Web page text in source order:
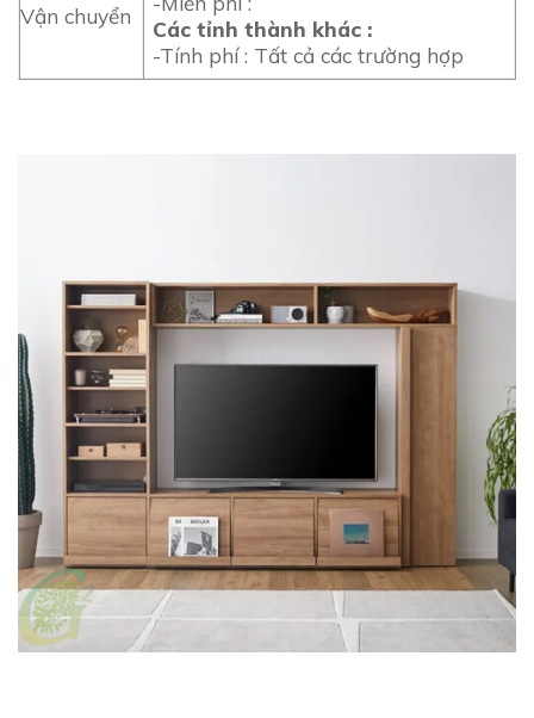
Vận chuyển
Các tỉnh thành khác :
-Tính phí : Tất cả các trường hợp